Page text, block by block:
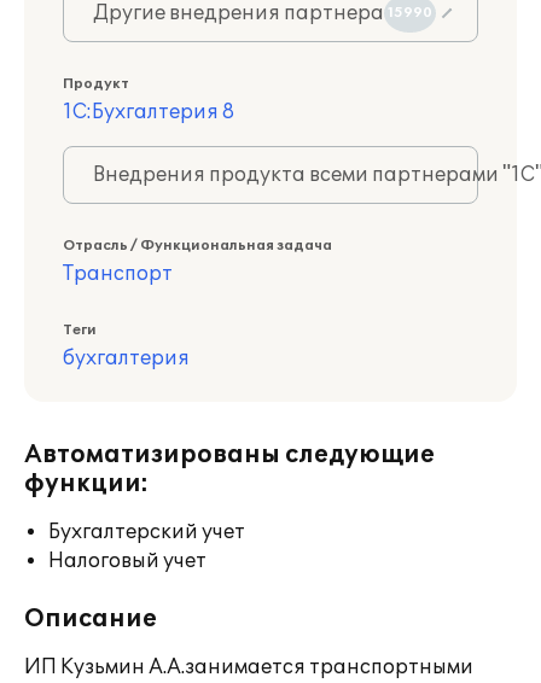
Другие внедрения партнера 15990
Продукт
1С:Бухгалтерия 8
Внедрения продукта всеми партнерами
Отрасль / Функциональная задача
Транспорт
Теги
бухгалтерия
Автоматизированы следующие
функции:
Бухгалтерский учет
Налоговый учет
Описание
ИП Кузьмин А.А.занимается транспортными